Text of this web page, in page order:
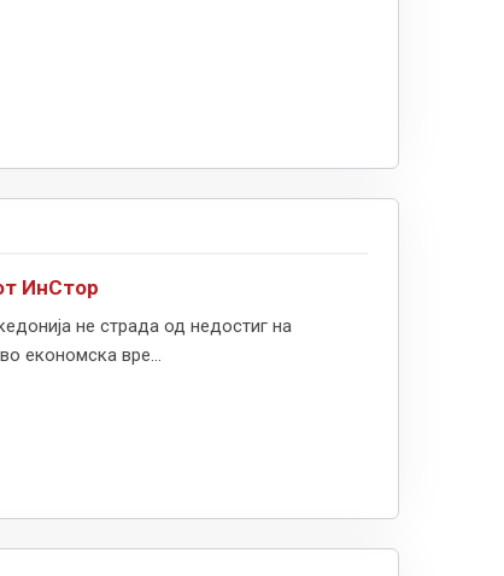
ИнСтор
не страда од недостиг на
економска вре...